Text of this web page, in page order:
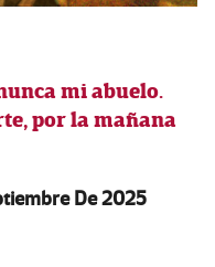
mi abuelo.
por la mañana
De 2025